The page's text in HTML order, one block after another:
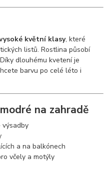
květní klasy, které
listů. Rostlina působí
dlouhému kvetení je
barvu po celé léto i
na zahradě
výsadby
a na balkónech
včely a motýly